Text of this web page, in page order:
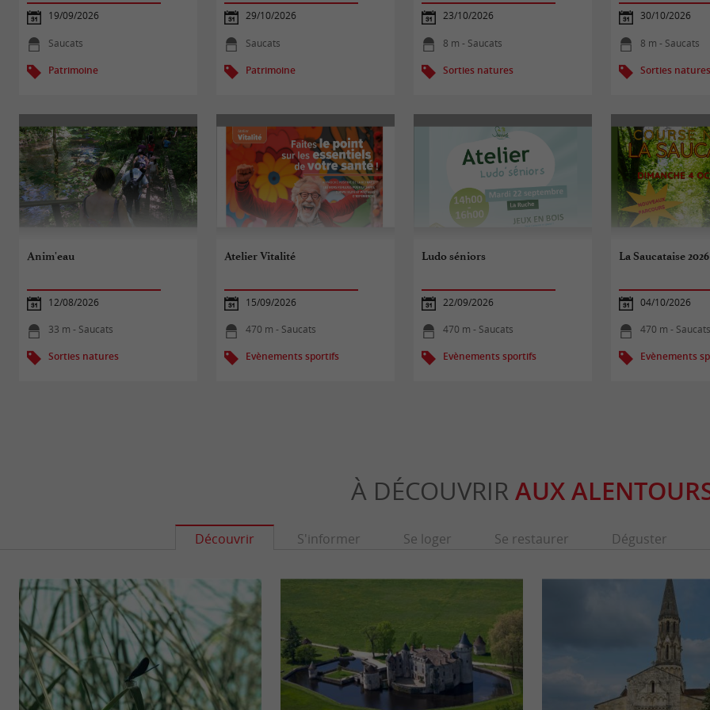
19/09/2026
Saucats
Patrimoine
29/10/2026
Saucats
Patrimoine
23/10/2026
8 m - Saucats
Sorties natures
30/10/2026
8 m - Saucats
Sorties
Anim'eau
12/08/2026
33 m - Saucats
Sorties natures
Atelier Vitalité
15/09/2026
470 m - Saucats
Evènements sportifs
Ludo séniors
22/09/2026
470 m - Saucats
Evènements sportifs
La Saucataise 2026
04/10/2026
470 m -
Evènements
À DÉCOUVRIR AUX
Découvrir S'informer Se loger Se restaurer Déguster